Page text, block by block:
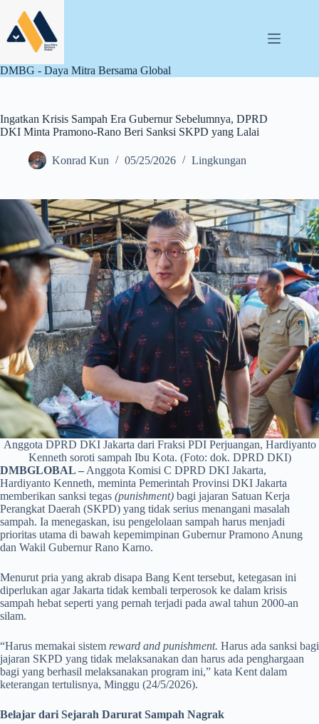
content
DMBG - Daya Mitra Bersama Global
Ingatkan Krisis Sampah Era Gubernur Sebelumnya, DPRD
DKI Minta Pramono-Rano Beri Sanksi SKPD yang Lalai
Konrad Kun 05/25/2026 Lingkungan
Anggota DPRD DKI Jakarta dari Fraksi PDI Perjuangan, Hardiyanto
Kenneth soroti sampah Ibu Kota. (Foto: dok. DPRD DKI)
DMBGLOBAL – Anggota Komisi C DPRD DKI Jakarta,
Hardiyanto Kenneth, meminta Pemerintah Provinsi DKI Jakarta
memberikan sanksi tegas (punishment) bagi jajaran Satuan Kerja
Perangkat Daerah (SKPD) yang tidak serius menangani masalah
sampah. Ia menegaskan, isu pengelolaan sampah harus menjadi
prioritas utama di bawah kepemimpinan Gubernur Pramono Anung
dan Wakil Gubernur Rano Karno.
Menurut pria yang akrab disapa Bang Kent tersebut, ketegasan ini
diperlukan agar Jakarta tidak kembali terperosok ke dalam krisis
sampah hebat seperti yang pernah terjadi pada awal tahun 2000-an
silam.
“Harus memakai sistem reward and punishment. Harus ada sanksi bagi
jajaran SKPD yang tidak melaksanakan dan harus ada penghargaan
bagi yang berhasil melaksanakan program ini,” kata Kent dalam
keterangan tertulisnya, Minggu (24/5/2026).
Belajar dari Sejarah Darurat Sampah Nagrak